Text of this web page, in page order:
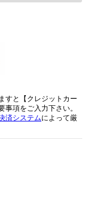
すと【クレジットカー
事項をご入力下さい。
済システムによって厳